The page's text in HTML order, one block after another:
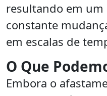
resultando em um
constante
em escalas de
O Que
Embora o